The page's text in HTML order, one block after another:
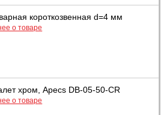
короткозвенная d=4 мм
о товаре
хром, Apecs DB-05-50-CR
о товаре